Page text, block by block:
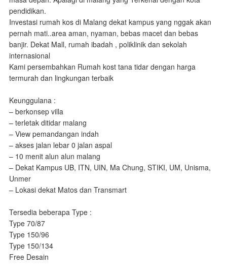
pendidikan.
Investasi rumah kos di Malang dekat kampus yang nggak akan
pernah mati..area aman, nyaman, bebas macet dan bebas
banjir. Dekat Mall, rumah ibadah , poliklinik dan sekolah
internasional
Kami persembahkan Rumah kost tana tidar dengan harga
termurah dan lingkungan terbaik
Keunggulana :
– berkonsep villa
– terletak ditidar malang
– View pemandangan indah
– akses jalan lebar 0 jalan aspal
– 10 menit alun alun malang
– Dekat Kampus UB, ITN, UIN, Ma Chung, STIKI, UM, Unisma,
Unmer
– Lokasi dekat Matos dan Transmart
Tersedia beberapa Type :
Type 70/87
Type 150/96
Type 150/134
Free Desain